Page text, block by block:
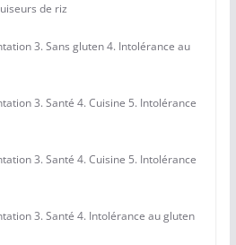
de riz
3. Sans gluten 4. Intolérance au
3. Santé 4. Cuisine 5. Intolérance
3. Santé 4. Cuisine 5. Intolérance
3. Santé 4. Intolérance au gluten